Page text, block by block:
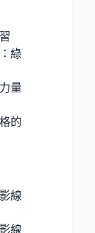
綠
量
的
線
線